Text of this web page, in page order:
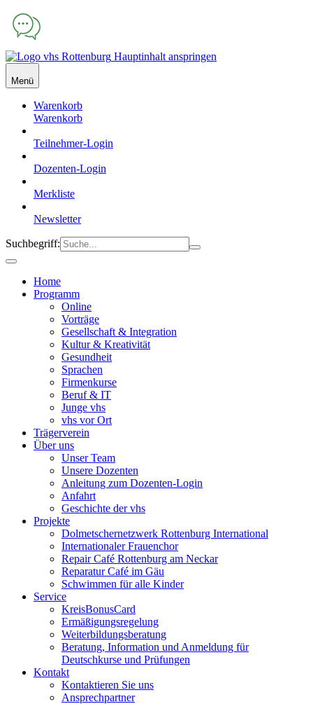
Hauptinhalt anspringen
Menü
Warenkorb
Warenkorb
Teilnehmer-Login
Dozenten-Login
Merkliste
Newsletter
Suchbegriff:
Home
Programm
Online
Vorträge
Gesellschaft & Integration
Kultur & Kreativität
Gesundheit
Sprachen
Firmenkurse
Beruf & IT
Junge vhs
vhs vor Ort
Trägerverein
Über uns
Unser Team
Unsere Dozenten
Anleitung zum Dozenten-Login
Anfahrt
Geschichte der vhs
Projekte
Dolmetschernetzwerk Rottenburg International
Internationaler Frauenchor
Repair Café Rottenburg am Neckar
Reparatur Café im Gäu
Schwimmen für alle Kinder
Service
KreisBonusCard
Ermäßigungsregelung
Weiterbildungsberatung
Beratung, Information und Anmeldung für
Deutschkurse und Prüfungen
Kontakt
Kontaktieren Sie uns
Ansprechpartner